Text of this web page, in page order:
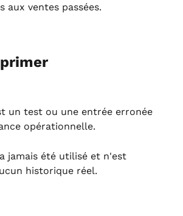
aux ventes passées.
un test ou une entrée erronée
opérationnelle.
jamais été utilisé et n'est
historique réel.